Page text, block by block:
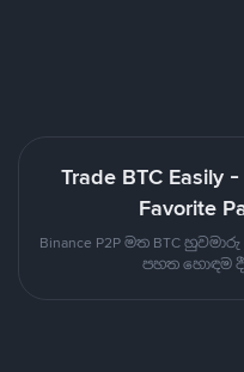
Trade BTC Easily
Favorite
Binance P2P මත BTC
පහත හොඳම